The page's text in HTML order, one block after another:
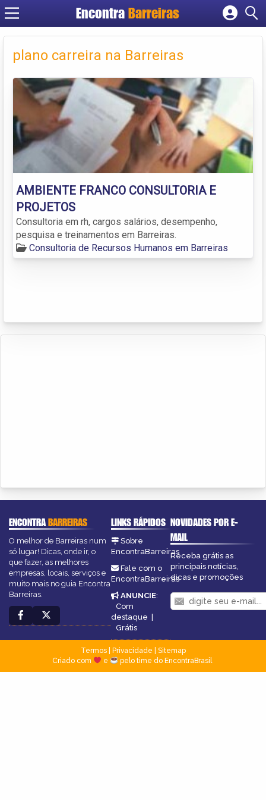
EncontraBarreiras
Cadastrar empresa
Criar conta
plano carreira na Barreiras
AMBIENTE FRANCO CONSULTORIA E
PROJETOS
Consultoria em rh, cargos salários, desempenho,
pesquisa e treinamentos em Barreiras.
Consultoria de Recursos Humanos em Barreiras
ENCONTRABARREIRAS
O melhor de Barreiras num
só lugar! Dicas, onde ir, o
que fazer, as melhores
empresas, locais, serviços e
muito mais no guia Encontra
Barreiras.
LINKS RÁPIDOS
Sobre
EncontraBarreiras
Fale com o
EncontraBarreiras
ANUNCIE:
Com
destaque |
Grátis
NOVIDADES POR E-
MAIL
Receba grátis as
principais notícias,
dicas e promoções
Termos| Privacidade
Sitemap
Criado com
e pelo time do EncontraBrasil